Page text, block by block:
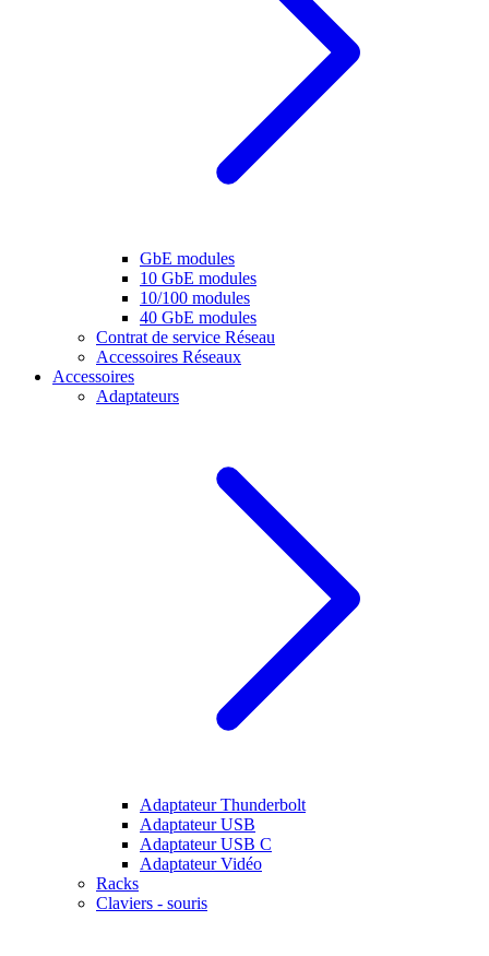
GbE modules
10 GbE modules
10/100 modules
40 GbE modules
Contrat de service Réseau
Accessoires Réseaux
Accessoires
Adaptateurs
Adaptateur Thunderbolt
Adaptateur USB
Adaptateur USB C
Adaptateur Vidéo
Racks
Claviers - souris